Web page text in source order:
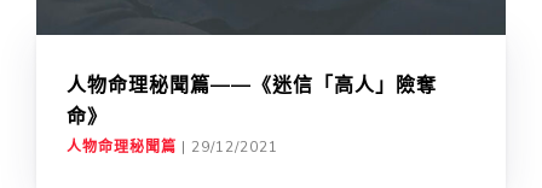
人物命理秘聞篇——《迷信「高人」險奪
命》
人物命理秘聞篇 | 29/12/2021